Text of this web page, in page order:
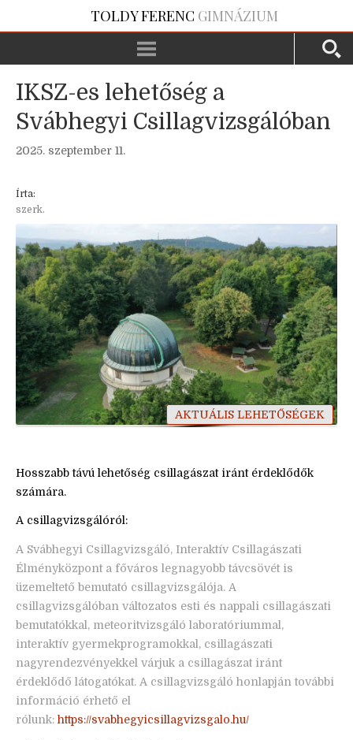
TOLDY FERENC GIMNÁZIUM
IKSZ-es lehetőség a
Svábhegyi Csillagvizsgálóban
2025. szeptember 11.
Írta:
szerk.
AKTUÁLIS LEHETŐSÉGEK
Hosszabb távú lehetőség csillagászat iránt érdeklődők
számára.
A csillagvizsgálóról:
A Svábhegyi Csillagvizsgáló, Interaktív Csillagászati
Élményközpont a főváros legnagyobb távcsövét is
üzemeltető bemutató csillagvizsgálója. A
csillagvizsgálóban változatos esti és nappali csillagászati
bemutatókkal, meteoritvizsgáló laboratóriummal,
interaktív gyermekprogramokkal, csillagászati
nagyrendezvényekkel várjuk a csillagászat iránt
érdeklődő látogatókat. A csillagvizsgáló honlapján további
információ érhető el
rólunk: https://svabhegyicsillagvizsgalo.hu/